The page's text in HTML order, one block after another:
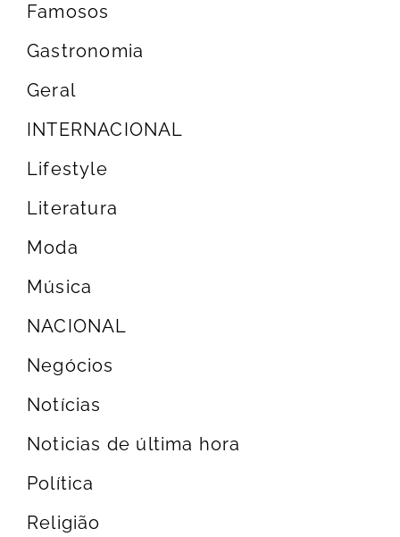
Famosos
Gastronomia
Geral
INTERNACIONAL
Lifestyle
Literatura
Moda
Música
NACIONAL
Negócios
Notícias
Noticias de última hora
Política
Religião